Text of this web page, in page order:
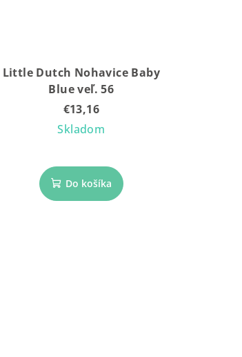
Little Dutch Nohavice Baby
Blue veľ. 56
€13,16
Skladom
Do košíka